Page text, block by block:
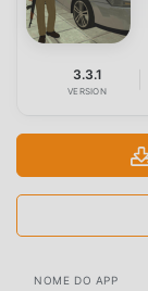
3.3.1
VERSION
NOME DO APP